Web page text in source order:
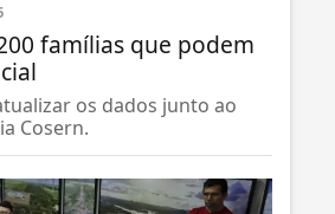
famílias que podem
os dados junto ao
Cosern.